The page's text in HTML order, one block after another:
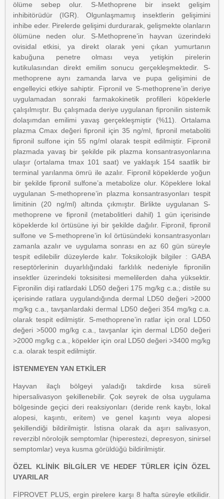
ölüme sebep olur. S-Methoprene bir insekt gelişim
inhibitörüdür (IGR). Olgunlaşmamış insektlerin gelişimini
inhibe eder. Pirelerde gelişimi durdurarak, gelişmekte olanların
ölümüne neden olur. S-Methoprene’in hayvan üzerindeki
ovisidal etkisi, ya direkt olarak yeni çıkan yumurtanın
kabuğuna penetre olması veya yetişkin pirelerin
kutikulasından direkt emilim sonucu gerçekleşmektedir. S-
methoprene aynı zamanda larva ve pupa gelişimini de
engelleyici etkiye sahiptir. Fipronil ve S-methoprene’in deriye
uygulamadan sonraki farmakokinetik profilleri köpeklerle
çalışılmıştır. Bu çalışmada deriye uygulanan fipronilin sistemik
dolaşımdan emilimi yavaş gerçekleşmiştir (%11). Ortalama
plazma Cmax değeri fipronil için 35 ng/ml, fipronil metaboliti
fipronil sulfone için 55 ng/ml olarak tespit edilmiştir. Fipronil
plazmada yavaş bir şekilde pik plazma konsantrasyonlarına
ulaşır (ortalama tmax 101 saat) ve yaklaşık 154 saatlik bir
terminal yarılanma ömrü ile azalır. Fipronil köpeklerde yoğun
bir şekilde fipronil sulfone’a metabolize olur. Köpeklere lokal
uygulanan S-methoprene’in plazma konsantrasyonları tespit
limitinin (20 ng/ml) altında çıkmıştır. Birlikte uygulanan S-
methoprene ve fipronil (metabolitleri dahil) 1 gün içerisinde
köpeklerde kıl örtüsüne iyi bir şekilde dağılır. Fipronil, fipronil
sulfone ve S-methoprene’in kıl örtüsündeki konsantrasyonları
zamanla azalır ve uygulama sonrası en az 60 gün süreyle
tespit edilebilir düzeylerde kalır. Toksikolojik bilgiler : GABA
reseptörlerinin duyarlılığındaki farklılık nedeniyle fipronilin
insektler üzerindeki toksisitesi memelilerden daha yüksektir.
Fipronilin dişi ratlardaki LD50 değeri 175 mg/kg c.a.; distile su
içerisinde ratlara uygulandığında dermal LD50 değeri >2000
mg/kg c.a., tavşanlardaki dermal LD50 değeri 354 mg/kg c.a.
olarak tespit edilmiştir. S-methoprene’in ratlar için oral LD50
değeri >5000 mg/kg c.a., tavşanlar için dermal LD50 değeri
>2000 mg/kg c.a., köpekler için oral LD50 değeri >3400 mg/kg
c.a. olarak tespit edilmiştir.
İSTENMEYEN YAN ETKİLER
Hayvan ilaçlı bölgeyi yaladığı takdirde kısa süreli
hipersalivasyon şekillenebilir. Çok seyrek de olsa uygulama
bölgesinde geçici deri reaksiyonları (deride renk kaybı, lokal
alopesi, kaşıntı, eritem) ve genel kaşıntı veya alopesi
şekillendiği bildirilmiştir. İstisna olarak da aşırı salivasyon,
reverzibl nörolojik semptomlar (hiperestezi, depresyon, sinirsel
semptomlar) veya kusma görüldüğü bildirilmiştir.
ÖZEL KLİNİK BİLGİLER VE HEDEF TÜRLER İÇİN ÖZEL
UYARILAR
FİPROVET PLUS, ergin pirelere karşı 8 hafta süreyle etkilidir.